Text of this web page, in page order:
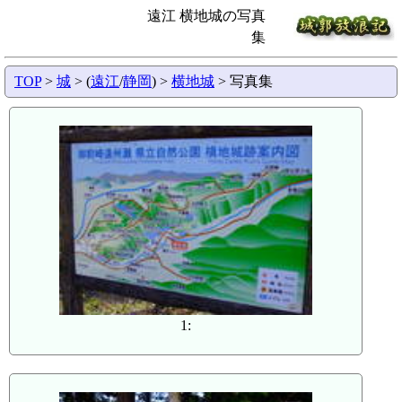
遠江 横地城の写真
集
TOP> 城 > (遠江/静岡) > 横地城 > 写真集
1: